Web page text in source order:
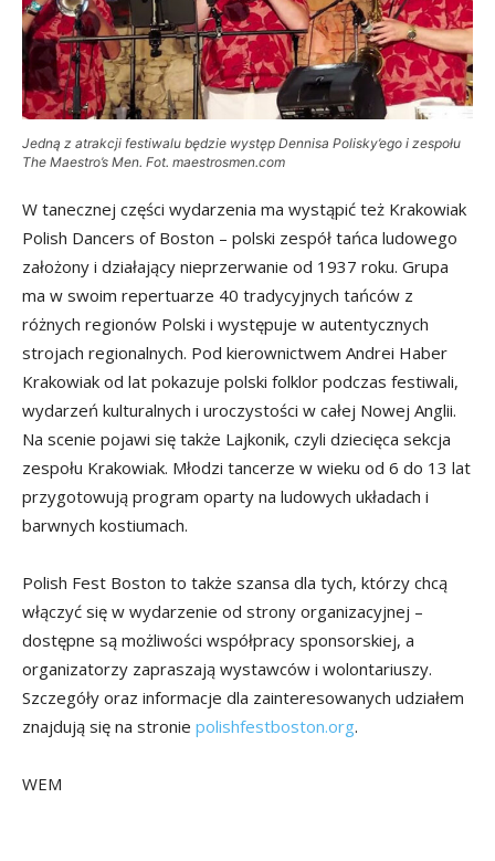
Jedną z atrakcji festiwalu będzie występ Dennisa Polisky’ego i zespołu
The Maestro’s Men. Fot. maestrosmen.com
W tanecznej części wydarzenia ma wystąpić też Krakowiak
Polish Dancers of Boston – polski zespół tańca ludowego
założony i działający nieprzerwanie od 1937 roku. Grupa
ma w swoim repertuarze 40 tradycyjnych tańców z
różnych regionów Polski i występuje w autentycznych
strojach regionalnych. Pod kierownictwem Andrei Haber
Krakowiak od lat pokazuje polski folklor podczas festiwali,
wydarzeń kulturalnych i uroczystości w całej Nowej Anglii.
Na scenie pojawi się także Lajkonik, czyli dziecięca sekcja
zespołu Krakowiak. Młodzi tancerze w wieku od 6 do 13 lat
przygotowują program oparty na ludowych układach i
barwnych kostiumach.
Polish Fest Boston to także szansa dla tych, którzy chcą
włączyć się w wydarzenie od strony organizacyjnej –
dostępne są możliwości współpracy sponsorskiej, a
organizatorzy zapraszają wystawców i wolontariuszy.
Szczegóły oraz informacje dla zainteresowanych udziałem
znajdują się na stronie polishfestboston.org.
WEM